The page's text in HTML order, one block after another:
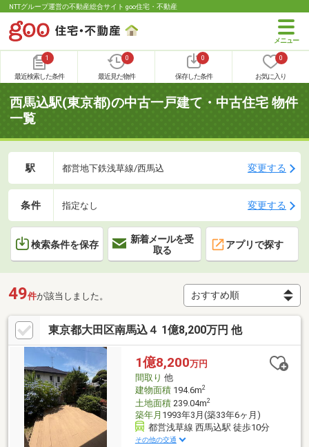
NTTグループ運営の不動産総合サイト goo住宅・不動産
1
最近検索した条件
0
最近見た物件
0
保存した条件
0
お気に入り
西馬込駅(東京都)の中古一戸建て・中古住宅 物件
一覧
駅 都営地下鉄浅草線/西馬込 変更する
条件 指定なし 変更する
検索条件を保存
新着メールを受
取る
アプリで探す
49件が該当しました。
東京都大田区南馬込４ 1億8,200万円 他
1億8,200万円
間取り 他
建物面積194.6m2
土地面積239.04m2
築年月 1993年3月(築33年6ヶ月)
都営浅草線 西馬込駅 徒歩10分
その他の交通